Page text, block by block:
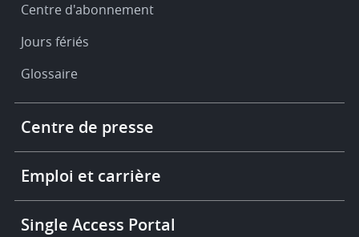
Centre d'abonnement
Jours fériés
Glossaire
More
links
Centre de presse
Emploi et carrière
Single Access Portal